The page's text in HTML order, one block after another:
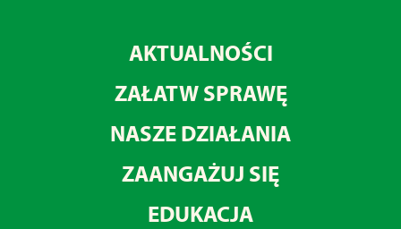
AKTUALNOŚCI
ZAŁATW SPRAWĘ
NASZE DZIAŁANIA
ZAANGAŻUJ SIĘ
EDUKACJA